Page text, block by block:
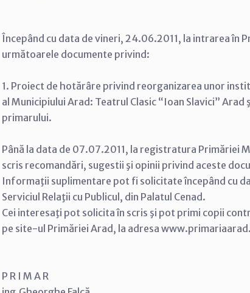
Începând cu data de vineri, 24.06.2011, la intrarea în
următoarele documente privind:
1. Proiect de hotărâre privind reorganizarea unor
al Municipiului Arad: Teatrul Clasic “Ioan Slavici”
primarului.
Până la data de 07.07.2011, la registratura Primăriei
scris recomandări, sugestii şi opinii privind aceste
Informaţii suplimentare pot fi solicitate începând cu
Serviciul Relaţii cu Publicul, din Palatul Cenad.
Cei interesaţi pot solicita în scris şi pot primi copii
pe site-ul Primăriei Arad, la adresa
P R I M A R